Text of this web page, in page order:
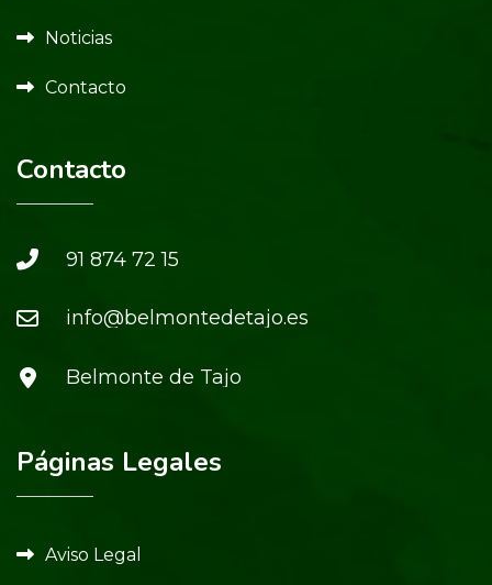
Noticias
Contacto
Contacto
91 874 72 15
info@belmontedetajo.es
Belmonte de Tajo
Páginas Legales
Aviso Legal